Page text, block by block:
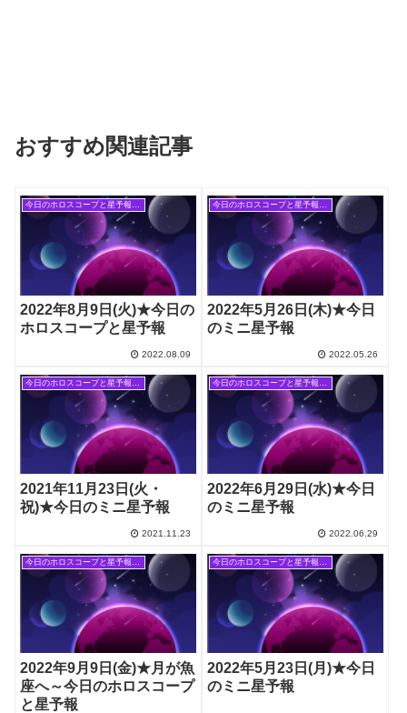
おすすめ関連記事
2022年8月9日(火)★今日の
ホロスコープと星予報
2022.08.09
2022年5月26日(木)★今日
のミニ星予報
2022.05.26
今日のホロスコープと星予報(旧記事)
2021年11月23日(火・
祝)★今日のミニ星予報
2021.11.23
今日のホロスコープと星予報(旧記事)
2022年6月29日(水)★今日
のミニ星予報
2022.06.29
今日のホロスコープと星予報(旧記事)
2022年9月9日(金)★月が魚
座へ～今日のホロスコープ
と星予報
今日のホロスコープと星予報(旧記事)
2022年5月23日(月)★今日
のミニ星予報